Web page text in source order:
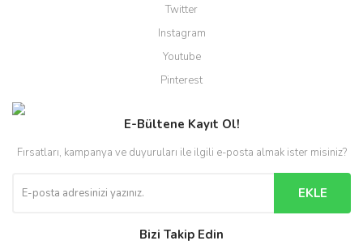
Twitter
Instagram
Youtube
Pinterest
E-Bültene Kayıt Ol!
Fırsatları, kampanya ve duyuruları ile ilgili e-posta almak ister misiniz?
EKLE
Bizi Takip Edin